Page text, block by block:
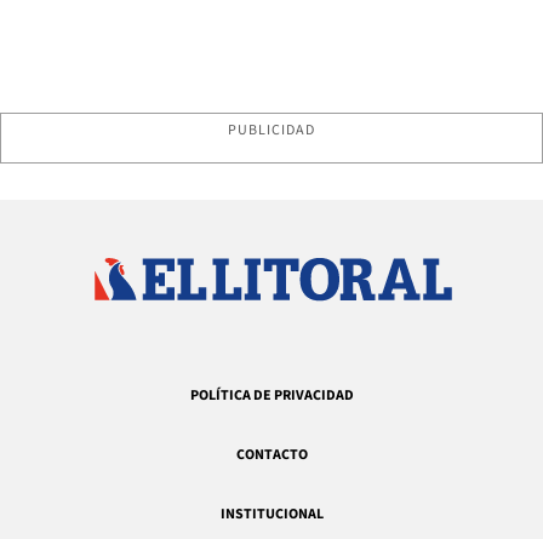
PUBLICIDAD
POLÍTICA DE PRIVACIDAD
CONTACTO
INSTITUCIONAL